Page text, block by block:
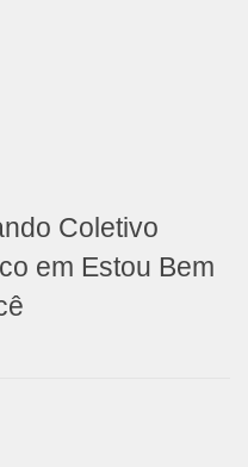
Coletivo
em Estou Bem